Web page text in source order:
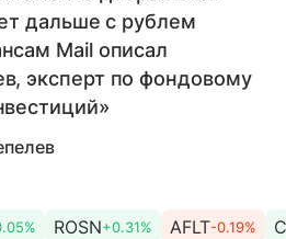
дальше с рублем
Mail описал
эксперт по фондовому
ROSN+0.31% AFLT-0.19%